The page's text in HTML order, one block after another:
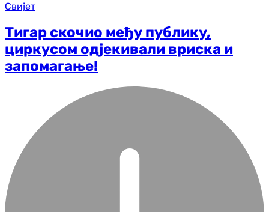
Свијет
Тигар скочио међу публику,
циркусом одјекивали вриска и
запомагање!